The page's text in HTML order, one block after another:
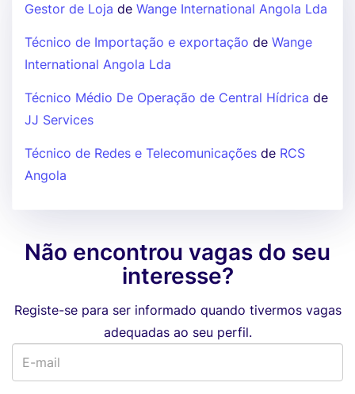
Gestor de Loja de Wange International Angola Lda
Técnico de Importação e exportação de Wange
International Angola Lda
Técnico Médio De Operação de Central Hídrica de
JJ Services
Técnico de Redes e Telecomunicações de RCS
Angola
Não encontrou vagas do seu
interesse?
Registe-se para ser informado quando tivermos vagas
adequadas ao seu perfil.